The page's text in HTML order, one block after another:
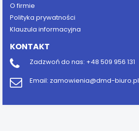
O firmie
Polityka prywatności
Klauzula informacyjna
KONTAKT
Zadzwoń do nas: +48 509 956 131
Email: zamowienia@dmd-biuro.pl